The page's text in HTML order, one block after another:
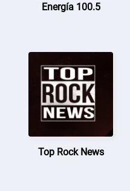
Energía 100.5
Top Rock News